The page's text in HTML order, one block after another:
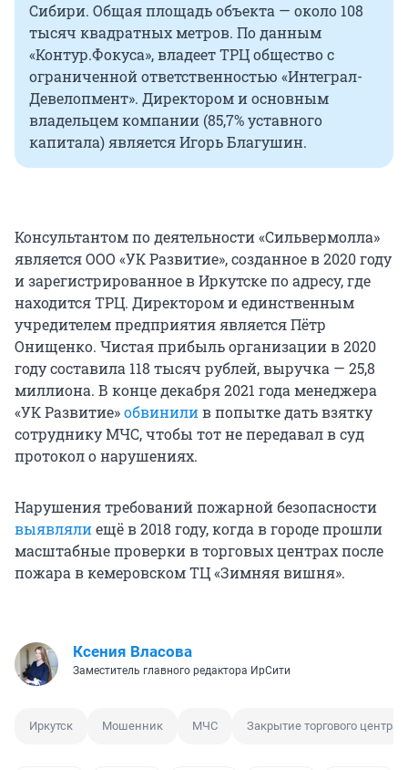
Сибири. Общая площадь объекта — около 108
тысяч квадратных метров. По данным
«Контур.Фокуса», владеет ТРЦ общество с
ограниченной ответственностью «Интеграл-
Девелопмент». Директором и основным
владельцем компании (85,7% уставного
капитала) является Игорь Благушин.
Консультантом по деятельности «Сильвермолла»
является ООО «УК Развитие», созданное в 2020 году
и зарегистрированное в Иркутске по адресу, где
находится ТРЦ. Директором и единственным
учредителем предприятия является Пётр
Онищенко. Чистая прибыль организации в 2020
году составила 118 тысяч рублей, выручка — 25,8
миллиона. В конце декабря 2021 года менеджера
«УК Развитие»обвинилив попытке дать взятку
сотруднику МЧС, чтобы тот не передавал в суд
протокол о нарушениях.
Нарушения требований пожарной безопасности
выявлялиещё в 2018 году, когда в городе прошли
масштабные проверки в торговых центрах после
пожара в кемеровском ТЦ «Зимняя вишня».
Ксения Власова
Заместитель главного редактора ИрСити
Иркутск Мошенник МЧС Закрытие торгового центра